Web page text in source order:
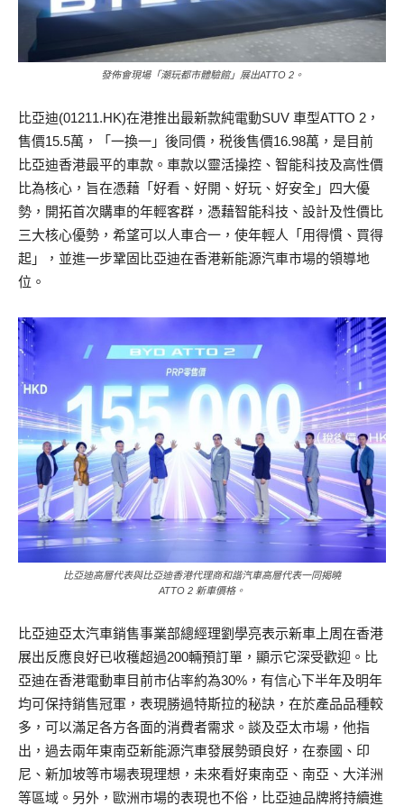
發佈會現場「潮玩都市體驗館」展出ATTO 2。
比亞迪(01211.HK)在港推出最新款純電動SUV 車型ATTO 2，
售價15.5萬，「一換一」後同價，税後售價16.98萬，是目前
比亞迪香港最平的車款。車款以靈活操控、智能科技及高性價
比為核心，旨在憑藉「好看、好開、好玩、好安全」四大優
勢，開拓首次購車的年輕客群，憑藉智能科技、設計及性價比
三大核心優勢，希望可以人車合一，使年輕人「用得慣、買得
起」，並進一步鞏固比亞迪在香港新能源汽車市場的領導地
位。
比亞迪高層代表與比亞迪香港代理商和諧汽車高層代表一同揭曉
ATTO 2 新車價格。
比亞迪亞太汽車銷售事業部總經理劉學亮表示新車上周在香港
展出反應良好已收穫超過200輛預訂單，顯示它深受歡迎。比
亞迪在香港電動車目前市佔率約為30%，有信心下半年及明年
均可保持銷售冠軍，表現勝過特斯拉的秘訣，在於產品品種較
多，可以滿足各方各面的消費者需求。談及亞太市場，他指
出，過去兩年東南亞新能源汽車發展勢頭良好，在泰國、印
尼、新加坡等市場表現理想，未來看好東南亞、南亞、大洋洲
等區域。另外，歐洲市場的表現也不俗，比亞迪品牌將持續進